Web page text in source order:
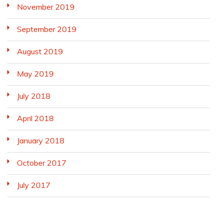
November 2019
September 2019
August 2019
May 2019
July 2018
April 2018
January 2018
October 2017
July 2017